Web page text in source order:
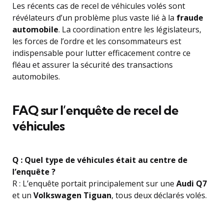
Les récents cas de recel de véhicules volés sont
révélateurs d’un problème plus vaste lié à la fraude
automobile. La coordination entre les législateurs,
les forces de l’ordre et les consommateurs est
indispensable pour lutter efficacement contre ce
fléau et assurer la sécurité des transactions
automobiles.
FAQ sur l’enquête de recel de
véhicules
Q : Quel type de véhicules était au centre de
l’enquête ?
R : L’enquête portait principalement sur une Audi Q7
et un Volkswagen Tiguan, tous deux déclarés volés.